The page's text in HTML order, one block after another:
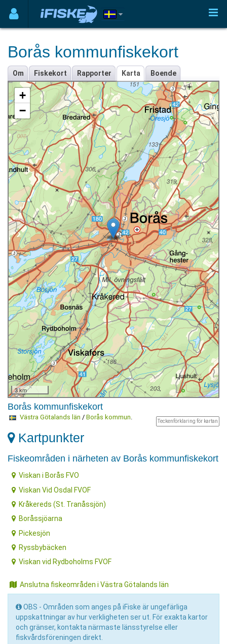
Borås kommunfiskekort
Om Fiskekort Rapporter Karta Boende
+
−
3 km
Borås kommunfiskekort
Teckenförklaring för kartan
Västra Götalands län / Borås kommun.
Kartpunkter
Fiskeområden i närheten av Borås kommunfiskekort
Viskan i Borås FVO
Viskan Vid Osdal FVOF
Kråkereds (St. Tranåssjön)
Boråssjöarna
Pickesjön
Ryssbybäcken
Viskan vid Rydboholms FVOF
Anslutna fiskeområden i Västra Götalands län
OBS - Områden som anges på iFiske är ungefärliga
uppskattningar av hur verkligheten ser ut. För exakta kartor
och gränser, kontakta närmaste länsstyrelse eller
fiskvårdsföreningen direkt.